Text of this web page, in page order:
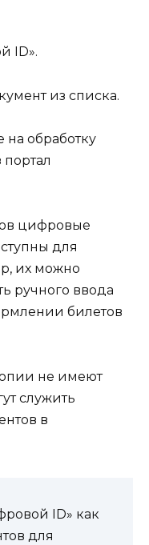
ID».
из списка.
на обработку
цифровые
для
их можно
ручного ввода
билетов
не имеют
служить
в
ID» как
для